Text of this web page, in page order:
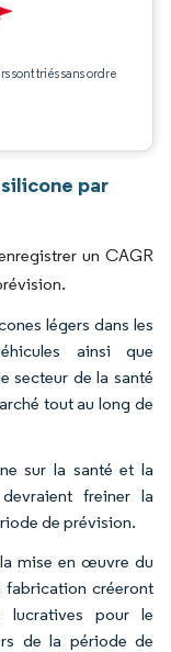
sont triés sans ordre
par
un CAGR
légers dans les
ainsi que
secteur de la santé
tout au long de
sur la santé et la
freiner la
de prévision.
mise en œuvre du
fabrication créeront
lucratives pour le
de la période de